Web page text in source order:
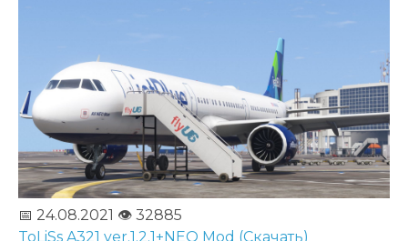
📅 24.08.2021 👁️ 32885
ToLiSs A321 ver.1.2.1+NEO Mod (Скачать)